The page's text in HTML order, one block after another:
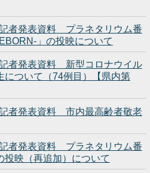
者発表資料 プラネタリウム番
」の投映について
者発表資料 新型コロナウイル
について（74例目）【県内第
者発表資料 市内最高齢者敬老
者発表資料 プラネタリウム番
投映（再追加）について